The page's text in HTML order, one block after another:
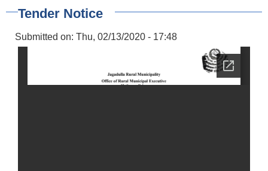
Tender Notice
Submitted on: Thu, 02/13/2020 - 17:48